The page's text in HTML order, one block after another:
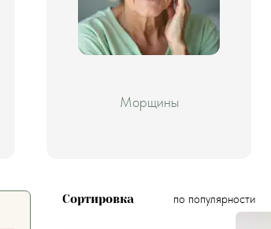
Морщины
Сортировка по популярности